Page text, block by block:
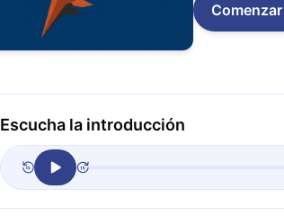
Comenzar
Escucha la introducción